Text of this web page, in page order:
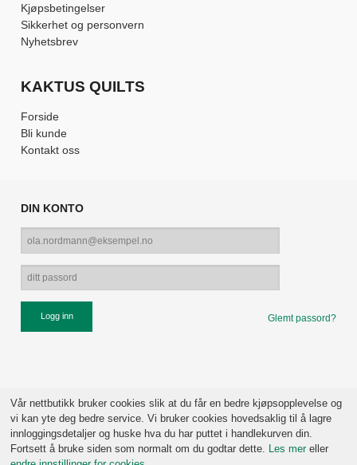
Kjøpsbetingelser
Sikkerhet og personvern
Nyhetsbrev
KAKTUS QUILTS
Forside
Bli kunde
Kontakt oss
DIN KONTO
Glemt passord?
Vår nettbutikk bruker cookies slik at du får en bedre kjøpsopplevelse og
vi kan yte deg bedre service. Vi bruker cookies hovedsaklig til å lagre
innloggingsdetaljer og huske hva du har puttet i handlekurven din.
Fortsett å bruke siden som normalt om du godtar dette. Les mereller